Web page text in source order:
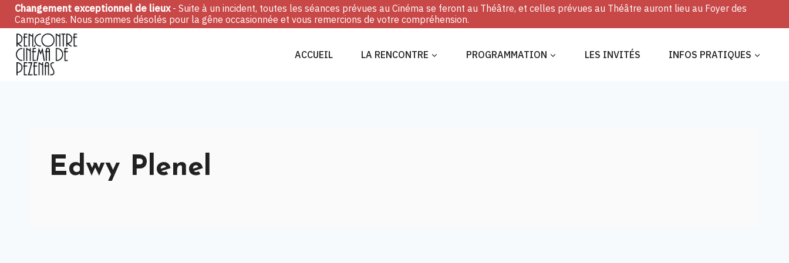
Skip
content
Changement exceptionnel de lieux- Suite à un incident, toutes les séances prévues au Cinéma se feront au Théâtre, et celles prévues au Théâtre auront lieu au Foyer des
Campagnes. Nous sommes désolés pour la gêne occasionnée et vous remercions de votre compréhension.
ACCUEIL LA RENCONTRE PROGRAMMATION LES INVITÉS INFOS PRATIQUES
Edwy Plenel